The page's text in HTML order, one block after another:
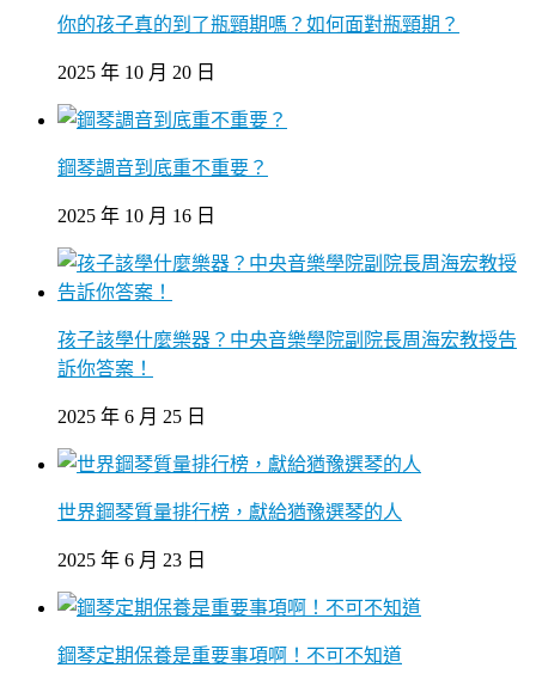
你的孩子真的到了瓶頸期嗎？如何面對瓶頸期？
2025 年 10 月 20 日
鋼琴調音到底重不重要？
2025 年 10 月 16 日
孩子該學什麼樂器？中央音樂學院副院長周海宏教授告
訴你答案！
2025 年 6 月 25 日
世界鋼琴質量排行榜，獻給猶豫選琴的人
2025 年 6 月 23 日
鋼琴定期保養是重要事項啊！不可不知道